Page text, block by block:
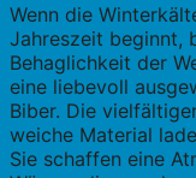
Wenn die
Jahreszeit beginnt,
Behaglichkeit der
eine liebevoll
Biber. Die
weiche Material
Sie schaffen eine